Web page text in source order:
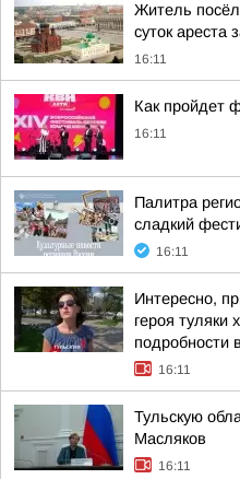
Житель
суток ареста
16:11
Как пройдет
16:11
Палитра
сладкий
16:11
Интересно,
героя туляки
подробности
16:11
Тульскую
Масляков
16:11